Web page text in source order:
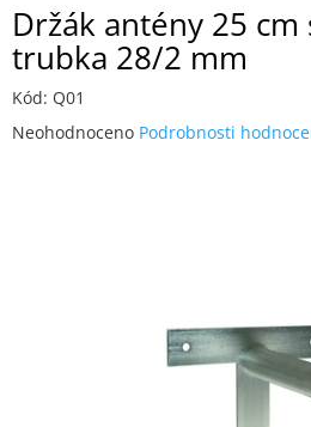
Držák antény 25 cm
trubka 28/2 mm
Kód: Q01
Průměrné
Neohodnoceno Podrobnosti